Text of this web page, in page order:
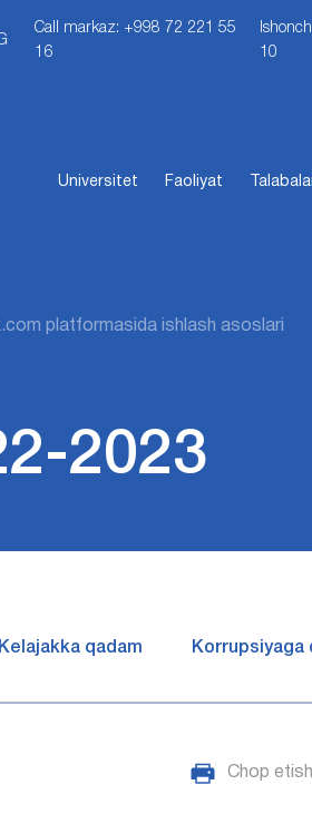
Call markaz: +998 72 221 55
16
10
Universitet Faoliyat
platformasida ishlash asoslari
2023
Kelajakka qadam Korrupsiyaga
Chop etish